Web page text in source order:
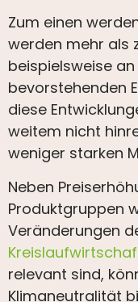
Zum einen
werden mehr als
beispielsweise an
bevorstehenden
diese
weitem nicht
weniger starken
Neben
Produktgruppen
Veränderungen
relevant sind,
Klimaneutralität